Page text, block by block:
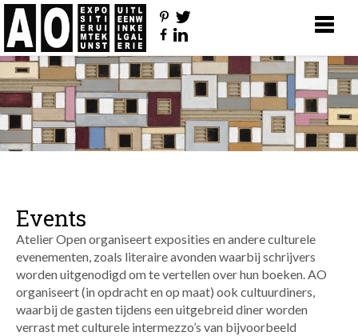
Events
Atelier Open organiseert exposities en andere culturele
evenementen, zoals literaire avonden waarbij schrijvers
worden uitgenodigd om te vertellen over hun boeken. AO
organiseert (in opdracht en op maat) ook cultuurdiners,
waarbij de gasten tijdens een uitgebreid diner worden
verrast met culturele intermezzo’s van bijvoorbeeld